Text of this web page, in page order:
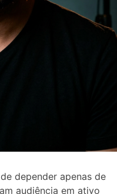
depender apenas de
audiência em ativo